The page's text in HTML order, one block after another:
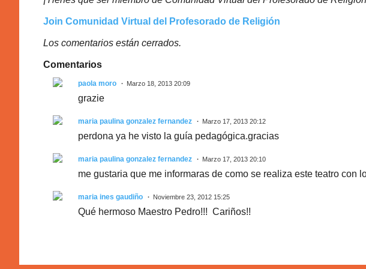
Join Comunidad Virtual del Profesorado de Religión
Los comentarios están cerrados.
Comentarios
paola moro Marzo 18, 2013 20:09
grazie
maria paulina gonzalez fernandez Marzo 17, 2013 20:12
perdona ya he visto la guía pedagógica.gracias
maria paulina gonzalez fernandez Marzo 17, 2013 20:10
me gustaria que me informaras de como se realiza este teatro con
maria ines gaudiño Noviembre 23, 2012 15:25
Qué hermoso Maestro Pedro!!! Cariños!!